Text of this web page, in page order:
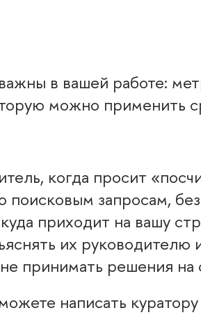
в вашей работе:
можно применить
когда просит
запросам,
приходит на вашу
их руководителю
принимать решения
написать